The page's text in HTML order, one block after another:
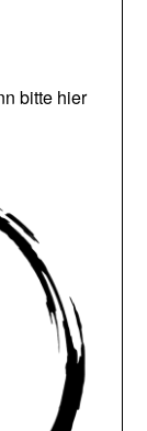
bitte hier